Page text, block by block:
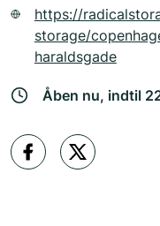
https://
storage/
haraldsgade
Åben nu, indtil